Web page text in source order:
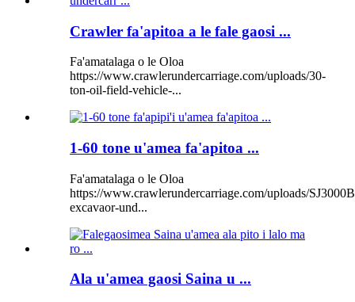
Crawler fa'apitoa a le fale gaosi ...
Fa'amatalaga o le Oloa
https://www.crawlerundercarriage.com/uploads/30-
ton-oil-field-vehicle-...
1-60 tone u'amea fa'apitoa ...
Fa'amatalaga o le Oloa
https://www.crawlerundercarriage.com/uploads/
excavaor-und...
Ala u'amea gaosi Saina u ...